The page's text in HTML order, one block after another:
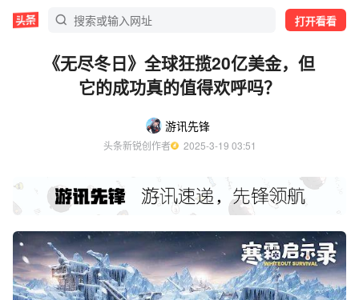
打开看看
《无尽冬日》全球狂揽20亿美金，但
它的成功真的值得欢呼吗？
游讯先锋
头条新锐创作者
  2025-3-19 03:51